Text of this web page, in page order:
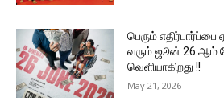
பெரும் எதிர்பார்ப்பை
வரும் ஜூன் 26 ஆம்
வெளியாகிறது !!
May 21, 2026